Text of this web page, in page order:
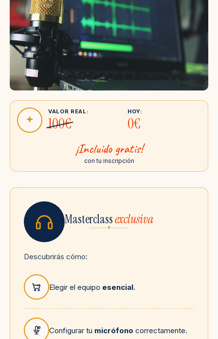
VALOR REAL:
100€
HOY:
0€
¡Incluido gratis!
con tu inscripción
Masterclassexclusiva
✦
Descubrirás cómo:
Elegir el equipo esencial.
Configurar tu micrófono correctamente.